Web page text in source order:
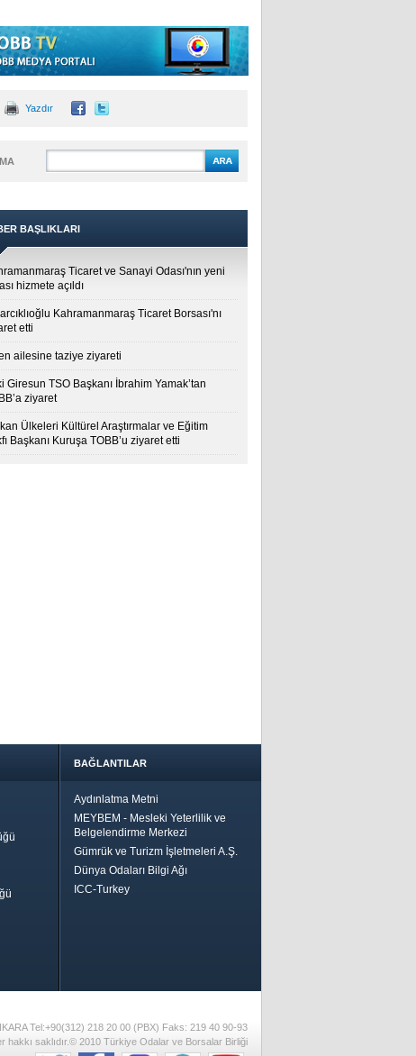
Yazdır
BAŞLIKLARI
Ticaret ve Sanayi Odası'nın yeni
hizmete açıldı
Kahramanmaraş Ticaret Borsası'nı
etti
ailesine taziye ziyareti
Giresun TSO Başkanı İbrahim Yamak’tan
ziyaret
Ülkeleri Kültürel Araştırmalar ve Eğitim
Başkanı Kuruşa TOBB’u ziyaret etti
BAĞLANTILAR
Aydınlatma Metni
MEYBEM - Mesleki Yeterlilik ve
Belgelendirme Merkezi
Gümrük ve Turizm İşletmeleri A.Ş.
Dünya Odaları Bilgi Ağı
ICC-Turkey
Tel:+90(312) 218 20 00 (PBX) Faks: 219 40 90-93
hakkı saklıdır.© 2010 Türkiye Odalar ve Borsalar Birliği